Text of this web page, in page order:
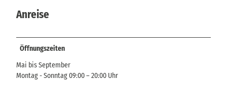
Anreise
Öffnungszeiten
Mai bis September
Montag - Sonntag 09:00 – 20:00 Uhr